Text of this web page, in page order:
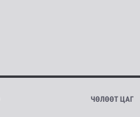
ЧӨЛӨӨТ ЦАГ